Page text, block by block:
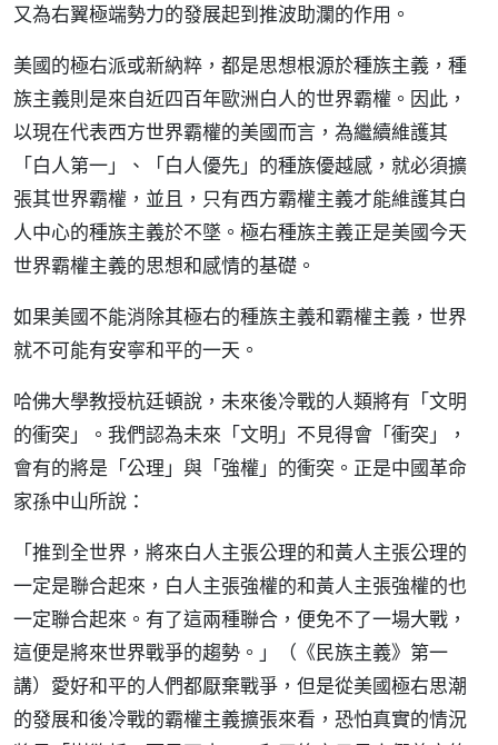
又為右翼極端勢力的發展起到推波助瀾的作用。
美國的極右派或新納粹，都是思想根源於種族主義，種
族主義則是來自近四百年歐洲白人的世界霸權。因此，
以現在代表西方世界霸權的美國而言，為繼續維護其
「白人第一」、「白人優先」的種族優越感，就必須擴
張其世界霸權，並且，只有西方霸權主義才能維護其白
人中心的種族主義於不墜。極右種族主義正是美國今天
世界霸權主義的思想和感情的基礎。
如果美國不能消除其極右的種族主義和霸權主義，世界
就不可能有安寧和平的一天。
哈佛大學教授杭廷頓說，未來後冷戰的人類將有「文明
的衝突」。我們認為未來「文明」不見得會「衝突」，
會有的將是「公理」與「強權」的衝突。正是中國革命
家孫中山所說：
「推到全世界，將來白人主張公理的和黃人主張公理的
一定是聯合起來，白人主張強權的和黃人主張強權的也
一定聯合起來。有了這兩種聯合，便免不了一場大戰，
這便是將來世界戰爭的趨勢。」（《民族主義》第一
講）愛好和平的人們都厭棄戰爭，但是從美國極右思潮
的發展和後冷戰的霸權主義擴張來看，恐怕真實的情況